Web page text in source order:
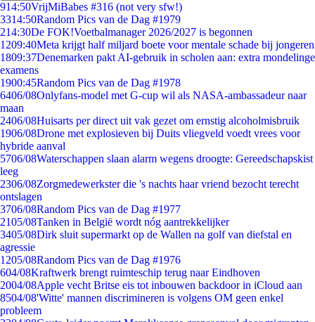
914:50VrijMiBabes #316 (not very sfw!)
3314:50Random Pics van de Dag #1979
214:30De FOK!Voetbalmanager 2026/2027 is begonnen
1209:40Meta krijgt half miljard boete voor mentale schade bij jongeren
1809:37Denemarken pakt AI-gebruik in scholen aan: extra mondelinge
examens
1900:45Random Pics van de Dag #1978
6406/08Onlyfans-model met G-cup wil als NASA-ambassadeur naar
maan
2406/08Huisarts per direct uit vak gezet om ernstig alcoholmisbruik
1906/08Drone met explosieven bij Duits vliegveld voedt vrees voor
hybride aanval
5706/08Waterschappen slaan alarm wegens droogte: Gereedschapskist
leeg
2306/08Zorgmedewerkster die 's nachts haar vriend bezocht terecht
ontslagen
3706/08Random Pics van de Dag #1977
2105/08Tanken in België wordt nóg aantrekkelijker
3405/08Dirk sluit supermarkt op de Wallen na golf van diefstal en
agressie
1205/08Random Pics van de Dag #1976
604/08Kraftwerk brengt ruimteschip terug naar Eindhoven
2004/08Apple vecht Britse eis tot inbouwen backdoor in iCloud aan
8504/08'Witte' mannen discrimineren is volgens OM geen enkel
probleem